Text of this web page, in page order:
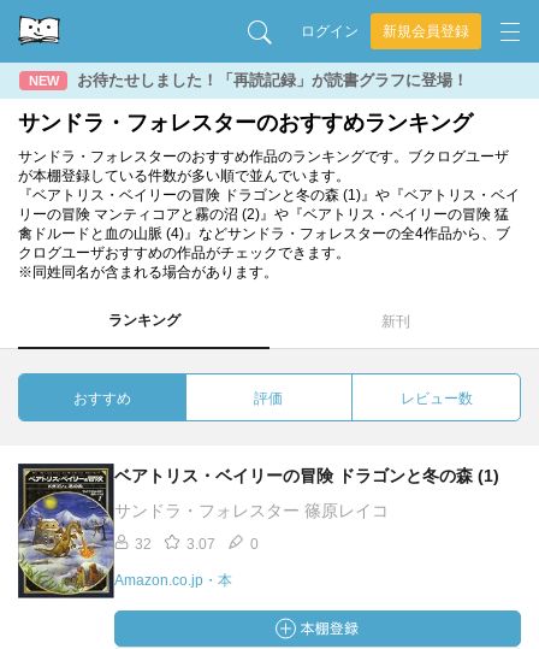
ログイン 新規会員登録
NEW お待たせしました！「再読記録」が読書グラフに登場！
サンドラ・フォレスターのおすすめランキング
サンドラ・フォレスターのおすすめ作品のランキングです。ブクログユーザ
が本棚登録している件数が多い順で並んでいます。
『ベアトリス・ベイリーの冒険 ドラゴンと冬の森 (1)』や『ベアトリス・ベイ
リーの冒険 マンティコアと霧の沼 (2)』や『ベアトリス・ベイリーの冒険 猛
禽ドルードと血の山脈 (4)』などサンドラ・フォレスターの全4作品から、ブ
クログユーザおすすめの作品がチェックできます。
※同姓同名が含まれる場合があります。
ランキング 新刊
おすすめ 評価 レビュー数
ベアトリス・ベイリーの冒険 ドラゴンと冬の森 (1)
サンドラ・フォレスター 篠原レイコ
32 3.07 0
Amazon.co.jp・本